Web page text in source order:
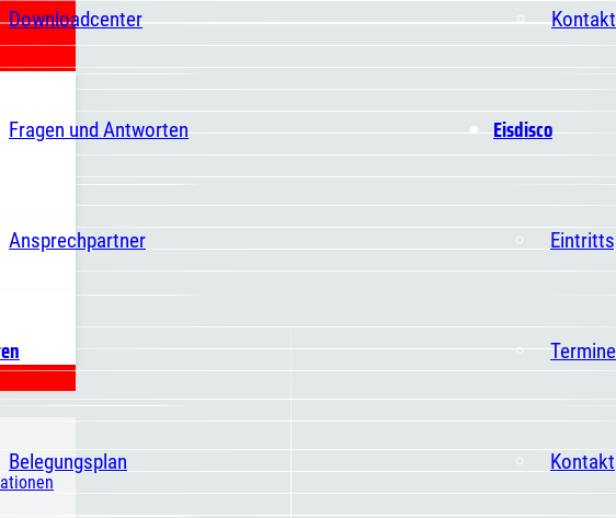
Kontakt
Eisdisco
Termine
Kontakt
Downloadcenter
Fragen und Antworten
Ansprechpartner
Belegungsplan